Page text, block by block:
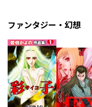
ファンタジー・幻想